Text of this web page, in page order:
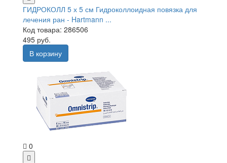
ГИДРОКОЛЛ 5 х 5 см Гидроколлоидная повязка для
лечения ран - Hartmann ...
Код товара: 286506
495 руб.
В корзину
0